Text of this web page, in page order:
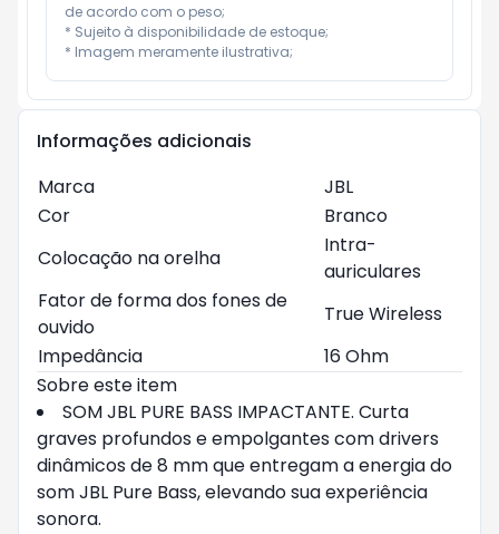
de acordo com o peso;
* Sujeito à disponibilidade de estoque;
* Imagem meramente ilustrativa;
Informações adicionais
Marca
JBL
Cor
Branco
Colocação na orelha
Intra-
auriculares
Fator de forma dos fones de
ouvido
True Wireless
Impedância
16 Ohm
Sobre este item
SOM JBL PURE BASS IMPACTANTE. Curta
graves profundos e empolgantes com drivers
dinâmicos de 8 mm que entregam a energia do
som JBL Pure Bass, elevando sua experiência
sonora.